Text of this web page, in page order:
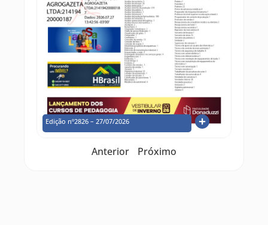
Edição nº2826 – 27/07/2026
Anterior Próximo